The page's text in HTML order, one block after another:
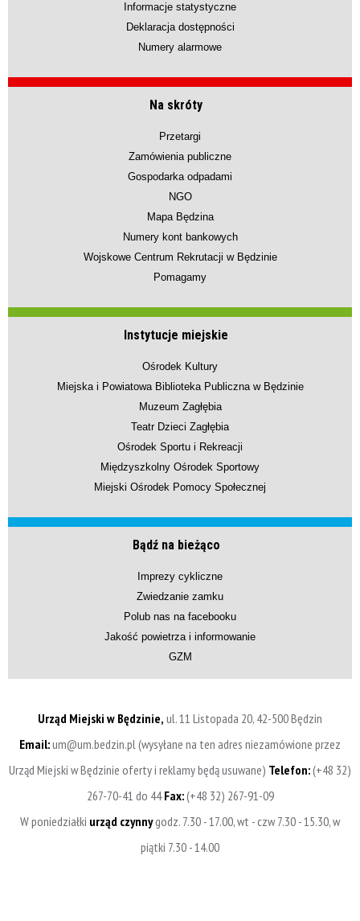
Informacje statystyczne
Deklaracja dostępności
Numery alarmowe
Na skróty
Przetargi
Zamówienia publiczne
Gospodarka odpadami
NGO
Mapa Będzina
Numery kont bankowych
Wojskowe Centrum Rekrutacji w Będzinie
Pomagamy
Instytucje miejskie
Ośrodek Kultury
Miejska i Powiatowa Biblioteka Publiczna w Będzinie
Muzeum Zagłębia
Teatr Dzieci Zagłębia
Ośrodek Sportu i Rekreacji
Międzyszkolny Ośrodek Sportowy
Miejski Ośrodek Pomocy Społecznej
Bądź na bieżąco
Imprezy cykliczne
Zwiedzanie zamku
Polub nas na facebooku
Jakość powietrza i informowanie
GZM
Urząd Miejski w Będzinie, ul. 11 Listopada 20, 42-500 Będzin
Email:um@um.bedzin.pl (wysyłane na ten adres niezamówione przez
Urząd Miejski w Będzinie oferty i reklamy będą usuwane) Telefon:(+48 32)
267-70-41 do 44Fax:(+48 32) 267-91-09
W poniedziałki urząd czynnygodz. 7.30 - 17.00, wt - czw 7.30 - 15.30, w
piątki 7.30 - 14.00